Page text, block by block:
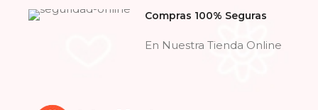
Compras 100% Seguras
En Nuestra Tienda Online